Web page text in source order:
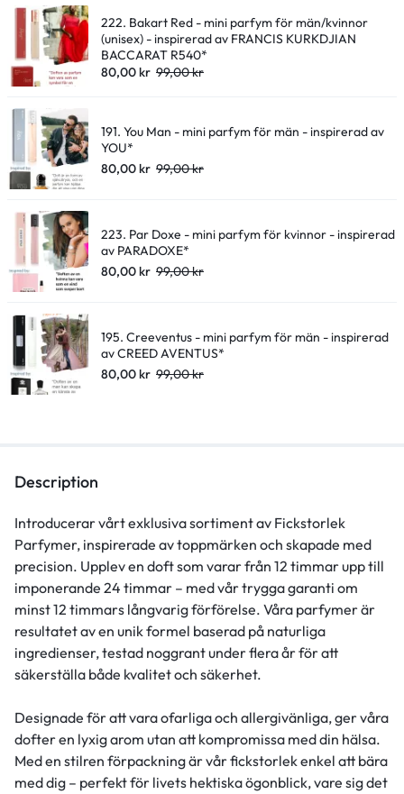
222. Bakart Red - mini parfym för män/kvinnor
(unisex) - inspirerad av FRANCIS KURKDJIAN
BACCARAT R540*
80,00kr 99,00kr
191. You Man - mini parfym för män - inspirerad av
YOU*
80,00kr 99,00kr
223. Par Doxe - mini parfym för kvinnor - inspirerad
av PARADOXE*
80,00kr 99,00kr
195. Creeventus - mini parfym för män - inspirerad
av CREED AVENTUS*
80,00kr 99,00kr
Description
Introducerar vårt exklusiva sortiment av Fickstorlek
Parfymer, inspirerade av toppmärken och skapade med
precision. Upplev en doft som varar från 12 timmar upp till
imponerande 24 timmar – med vår trygga garanti om
minst 12 timmars långvarig förförelse. Våra parfymer är
resultatet av en unik formel baserad på naturliga
ingredienser, testad noggrant under flera år för att
säkerställa både kvalitet och säkerhet.
Designade för att vara ofarliga och allergivänliga, ger våra
dofter en lyxig arom utan att kompromissa med din hälsa.
Med en stilren förpackning är vår fickstorlek enkel att bära
med dig – perfekt för livets hektiska ögonblick, vare sig det